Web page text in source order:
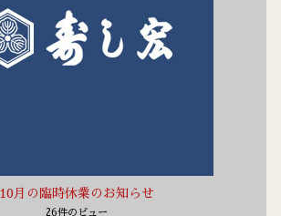
10月の臨時休業のお知らせ
26件のビュー